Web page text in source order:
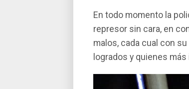
En todo momento la
represor sin cara, en
malos, cada cual con
logrados y quienes